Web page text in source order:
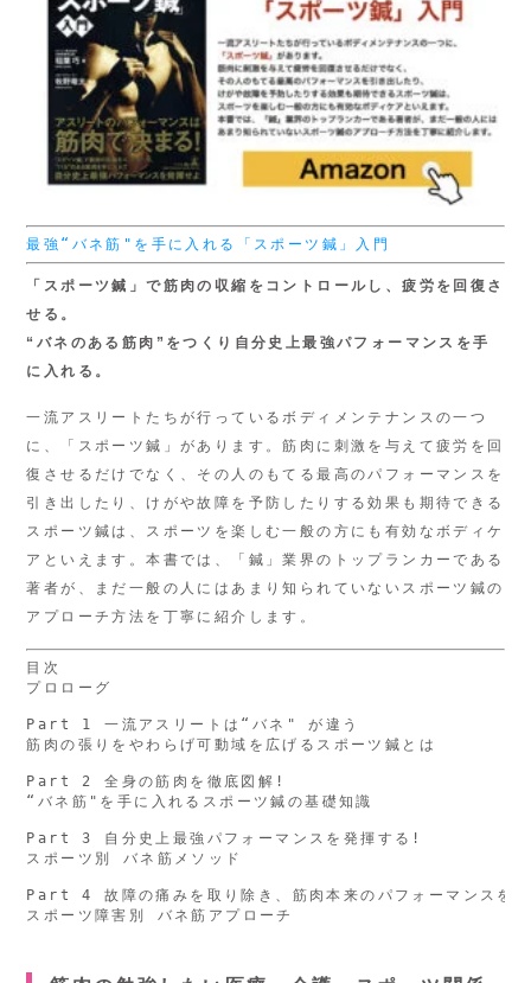
最強“バネ筋"を手に入れる「スポーツ鍼」入門
「スポーツ鍼」で筋肉の収縮をコントロールし、疲労を回復さ
せる。
“バネのある筋肉”をつくり 自分史上最強パフォーマンスを手
に入れる。
一流アスリートたちが行っているボディメンテナンスの一つ
に、「スポーツ鍼」があります。筋肉に刺激を与えて疲労を回
復させるだけでなく、その人のもてる最高のパフォーマンスを
引き出したり、けがや故障を予防したりする効果も期待できる
スポーツ鍼は、スポーツを楽しむ一般の方にも有効なボディケ
アといえます。本書では、「鍼」業界のトップランカーである
著者が、まだ一般の人にはあまり知られていないスポーツ鍼の
アプローチ方法を丁寧に紹介します。
目次
プロローグ
Part 1 一流アスリートは“バネ" が違う
筋肉の張りをやわらげ可動域を広げるスポーツ鍼とは
Part 2 全身の筋肉を徹底図解!
“バネ筋"を手に入れるスポーツ鍼の基礎知識
Part 3 自分史上最強パフォーマンスを発揮する!
スポーツ別 バネ筋メソッド
Part 4 故障の痛みを取り除き、筋肉本来のパフォーマンスを